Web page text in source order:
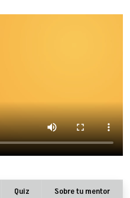
Quiz Sobre tu mentor